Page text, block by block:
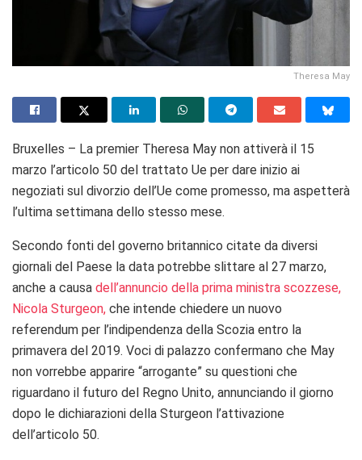
Theresa May
Bruxelles – La premier Theresa May non attiverà il 15
marzo l’articolo 50 del trattato Ue per dare inizio ai
negoziati sul divorzio dell’Ue come promesso, ma aspetterà
l’ultima settimana dello stesso mese.
Secondo fonti del governo britannico citate da diversi
giornali del Paese la data potrebbe slittare al 27 marzo,
anche a causa dell’annuncio della prima ministra scozzese,
Nicola Sturgeon, che intende chiedere un nuovo
referendum per l’indipendenza della Scozia entro la
primavera del 2019. Voci di palazzo confermano che May
non vorrebbe apparire “arrogante” su questioni che
riguardano il futuro del Regno Unito, annunciando il giorno
dopo le dichiarazioni della Sturgeon l’attivazione
dell’articolo 50.